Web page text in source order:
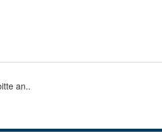
an..